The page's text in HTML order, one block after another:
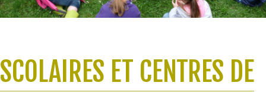
SCOLAIRES ET CENTRES DE